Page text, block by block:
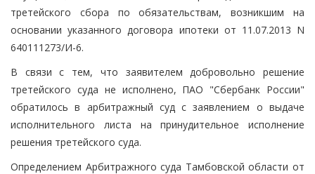
третейского сбора по обязательствам, возникшим на
основании указанного договора ипотеки от 11.07.2013 N
640111273/И-6.
В связи с тем, что заявителем добровольно решение
третейского суда не исполнено, ПАО "Сбербанк России"
обратилось в арбитражный суд с заявлением о выдаче
исполнительного листа на принудительное исполнение
решения третейского суда.
Определением Арбитражного суда Тамбовской области от